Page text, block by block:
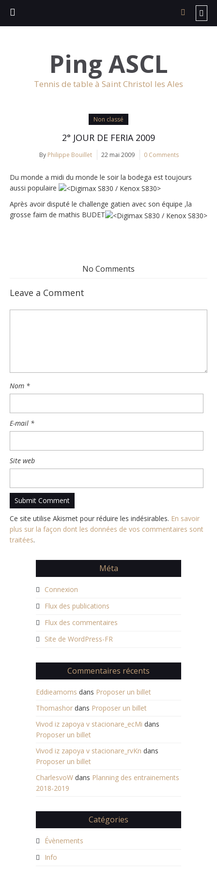
Ping ASCL
Tennis de table à Saint Christol les Ales
Non classé
2° JOUR DE FERIA 2009
By Philippe Bouillet 22 mai 2009 0 Comments
Du monde a midi du monde le soir la bodega est toujours
aussi populaire
Après avoir disputé le challenge gatien avec son équipe ,la
grosse faim de mathis BUDET
No Comments
Leave a Comment
Nom *
E-mail *
Site web
Ce site utilise Akismet pour réduire les indésirables. En savoir
plus sur la façon dont les données de vos commentaires sont
traitées.
Méta
Connexion
Flux des publications
Flux des commentaires
Site de WordPress-FR
Commentaires récents
Eddieamoms dans Proposer un billet
Thomashor dans Proposer un billet
Vivod iz zapoya v stacionare_ecMi dans
Proposer un billet
Vivod iz zapoya v stacionare_rvKn dans
Proposer un billet
CharlesvoW dans Planning des entrainements
2018-2019
Catégories
Évènements
Info